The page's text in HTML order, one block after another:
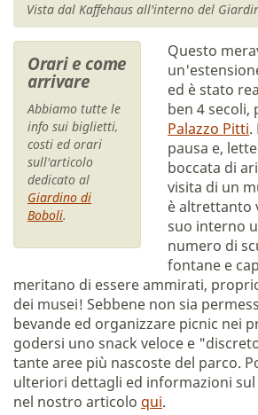
Vista dal Kaffehaus all'interno del
Orari e come
arrivare
Abbiamo tutte le
info sui biglietti,
costi ed orari
sull'articolo
dedicato al
Giardino di
Boboli.
Questo
ed è stato
ben 4
Palazzo Pitti.
pausa e,
boccata di
visita di un
è altrettanto
suo interno
numero di
fontane e
meritano di essere ammirati,
dei musei! Sebbene non sia
bevande ed organizzare picnic nei
godersi uno snack veloce e
tante aree più nascoste del parco.
ulteriori dettagli ed informazioni
nel nostro articolo qui.